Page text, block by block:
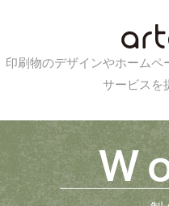
印刷物のデザインやホーム
サービスを